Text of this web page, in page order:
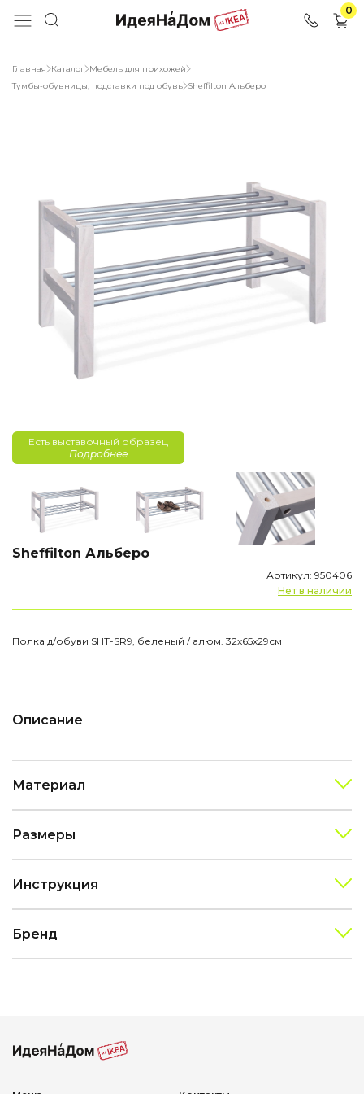
0
Главная Каталог Мебель для прихожей
Тумбы-обувницы, подставки под обувь Sheffilton Альберо
Есть выставочный образец
Подробнее
Sheffilton Альберо
Артикул: 950406
Нет в наличии
Полка д/обуви SHT-SR9, беленый / алюм. 32х65х29см
Описание
Материал
Размеры
Инструкция
Бренд